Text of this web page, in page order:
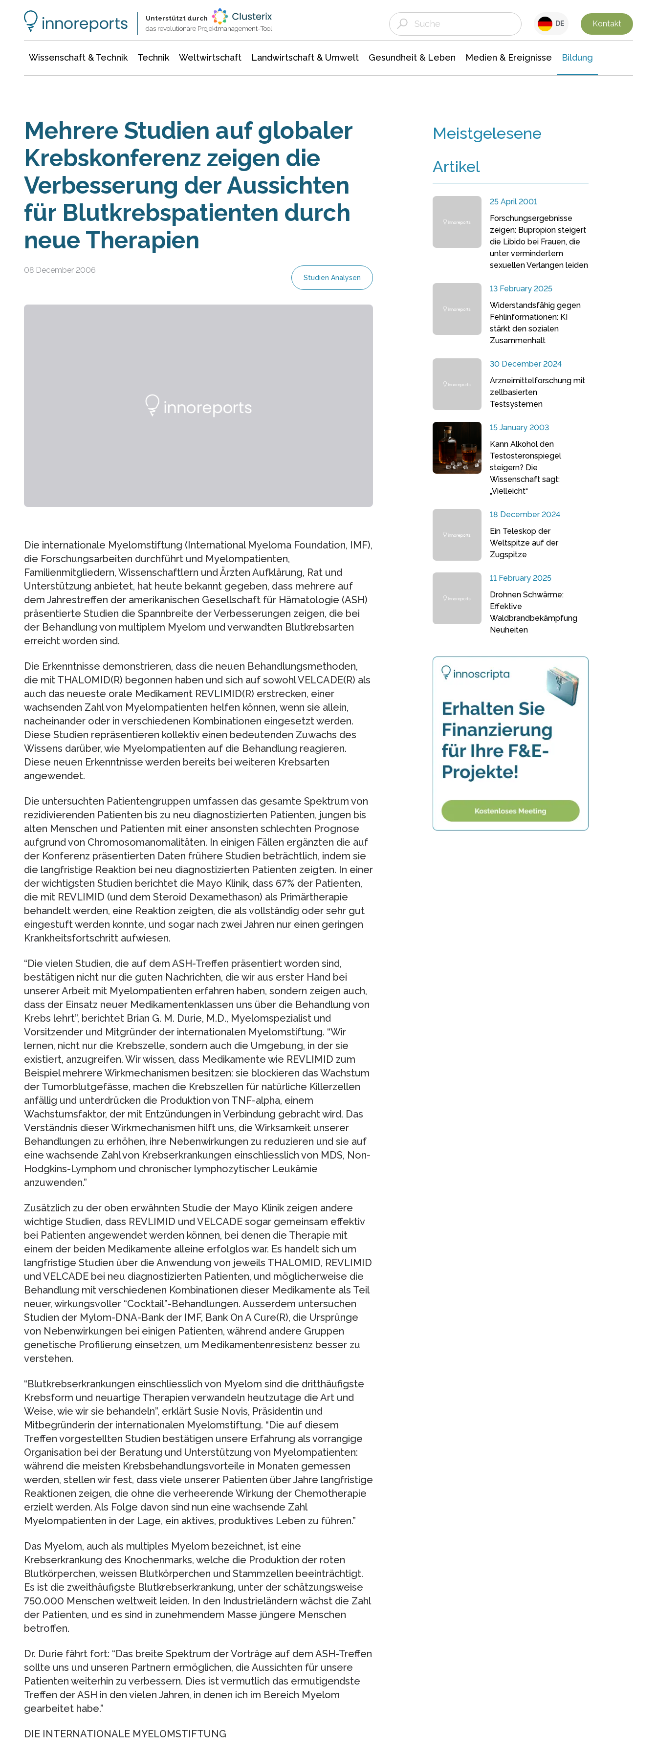
Unterstützt durch
das revolutionäre Projektmanagement-Tool
DE Kontakt
Wissenschaft & Technik Technik Weltwirtschaft Landwirtschaft & Umwelt Gesundheit & Leben Medien & Ereignisse Bildung
Mehrere Studien auf globaler
Krebskonferenz zeigen die
Verbesserung der Aussichten
für Blutkrebspatienten durch
neue Therapien
08 December 2006
Studien Analysen
Die internationale Myelomstiftung (International Myeloma Foundation, IMF),
die Forschungsarbeiten durchführt und Myelompatienten,
Familienmitgliedern, Wissenschaftlern und Ärzten Aufklärung, Rat und
Unterstützung anbietet, hat heute bekannt gegeben, dass mehrere auf
dem Jahrestreffen der amerikanischen Gesellschaft für Hämatologie (ASH)
präsentierte Studien die Spannbreite der Verbesserungen zeigen, die bei
der Behandlung von multiplem Myelom und verwandten Blutkrebsarten
erreicht worden sind.
Die Erkenntnisse demonstrieren, dass die neuen Behandlungsmethoden,
die mit THALOMID(R) begonnen haben und sich auf sowohl VELCADE(R) als
auch das neueste orale Medikament REVLIMID(R) erstrecken, einer
wachsenden Zahl von Myelompatienten helfen können, wenn sie allein,
nacheinander oder in verschiedenen Kombinationen eingesetzt werden.
Diese Studien repräsentieren kollektiv einen bedeutenden Zuwachs des
Wissens darüber, wie Myelompatienten auf die Behandlung reagieren.
Diese neuen Erkenntnisse werden bereits bei weiteren Krebsarten
angewendet.
Die untersuchten Patientengruppen umfassen das gesamte Spektrum von
rezidivierenden Patienten bis zu neu diagnostizierten Patienten, jungen bis
alten Menschen und Patienten mit einer ansonsten schlechten Prognose
aufgrund von Chromosomanomalitäten. In einigen Fällen ergänzten die auf
der Konferenz präsentierten Daten frühere Studien beträchtlich, indem sie
die langfristige Reaktion bei neu diagnostizierten Patienten zeigten. In einer
der wichtigsten Studien berichtet die Mayo Klinik, dass 67% der Patienten,
die mit REVLIMID (und dem Steroid Dexamethason) als Primärtherapie
behandelt werden, eine Reaktion zeigten, die als vollständig oder sehr gut
eingestuft werden konnte, und sogar nach zwei Jahren nur einen geringen
Krankheitsfortschritt aufwiesen.
“Die vielen Studien, die auf dem ASH-Treffen präsentiert worden sind,
bestätigen nicht nur die guten Nachrichten, die wir aus erster Hand bei
unserer Arbeit mit Myelompatienten erfahren haben, sondern zeigen auch,
dass der Einsatz neuer Medikamentenklassen uns über die Behandlung von
Krebs lehrt”, berichtet Brian G. M. Durie, M.D., Myelomspezialist und
Vorsitzender und Mitgründer der internationalen Myelomstiftung. “Wir
lernen, nicht nur die Krebszelle, sondern auch die Umgebung, in der sie
existiert, anzugreifen. Wir wissen, dass Medikamente wie REVLIMID zum
Beispiel mehrere Wirkmechanismen besitzen: sie blockieren das Wachstum
der Tumorblutgefässe, machen die Krebszellen für natürliche Killerzellen
anfällig und unterdrücken die Produktion von TNF-alpha, einem
Wachstumsfaktor, der mit Entzündungen in Verbindung gebracht wird. Das
Verständnis dieser Wirkmechanismen hilft uns, die Wirksamkeit unserer
Behandlungen zu erhöhen, ihre Nebenwirkungen zu reduzieren und sie auf
eine wachsende Zahl von Krebserkrankungen einschliesslich von MDS, Non-
Hodgkins-Lymphom und chronischer lymphozytischer Leukämie
anzuwenden.”
Zusätzlich zu der oben erwähnten Studie der Mayo Klinik zeigen andere
wichtige Studien, dass REVLIMID und VELCADE sogar gemeinsam effektiv
bei Patienten angewendet werden können, bei denen die Therapie mit
einem der beiden Medikamente alleine erfolglos war. Es handelt sich um
langfristige Studien über die Anwendung von jeweils THALOMID, REVLIMID
und VELCADE bei neu diagnostizierten Patienten, und möglicherweise die
Behandlung mit verschiedenen Kombinationen dieser Medikamente als Teil
neuer, wirkungsvoller “Cocktail”-Behandlungen. Ausserdem untersuchen
Studien der Mylom-DNA-Bank der IMF, Bank On A Cure(R), die Ursprünge
von Nebenwirkungen bei einigen Patienten, während andere Gruppen
genetische Profilierung einsetzen, um Medikamentenresistenz besser zu
verstehen.
“Blutkrebserkrankungen einschliesslich von Myelom sind die dritthäufigste
Krebsform und neuartige Therapien verwandeln heutzutage die Art und
Weise, wie wir sie behandeln”, erklärt Susie Novis, Präsidentin und
Mitbegründerin der internationalen Myelomstiftung. “Die auf diesem
Treffen vorgestellten Studien bestätigen unsere Erfahrung als vorrangige
Organisation bei der Beratung und Unterstützung von Myelompatienten:
während die meisten Krebsbehandlungsvorteile in Monaten gemessen
werden, stellen wir fest, dass viele unserer Patienten über Jahre langfristige
Reaktionen zeigen, die ohne die verheerende Wirkung der Chemotherapie
erzielt werden. Als Folge davon sind nun eine wachsende Zahl
Myelompatienten in der Lage, ein aktives, produktives Leben zu führen.”
Das Myelom, auch als multiples Myelom bezeichnet, ist eine
Krebserkrankung des Knochenmarks, welche die Produktion der roten
Blutkörperchen, weissen Blutkörperchen und Stammzellen beeinträchtigt.
Es ist die zweithäufigste Blutkrebserkrankung, unter der schätzungsweise
750.000 Menschen weltweit leiden. In den Industrieländern wächst die Zahl
der Patienten, und es sind in zunehmendem Masse jüngere Menschen
betroffen.
Dr. Durie fährt fort: “Das breite Spektrum der Vorträge auf dem ASH-Treffen
sollte uns und unseren Partnern ermöglichen, die Aussichten für unsere
Patienten weiterhin zu verbessern. Dies ist vermutlich das ermutigendste
Treffen der ASH in den vielen Jahren, in denen ich im Bereich Myelom
gearbeitet habe.”
DIE INTERNATIONALE MYELOMSTIFTUNG
Meistgelesene
Artikel
25 April 2001
Forschungsergebnisse
zeigen: Bupropion steigert
die Libido bei Frauen, die
unter vermindertem
sexuellen Verlangen leiden
13 February 2025
Widerstandsfähig gegen
Fehlinformationen: KI
stärkt den sozialen
Zusammenhalt
30 December 2024
Arzneimittelforschung mit
zellbasierten
Testsystemen
15 January 2003
Kann Alkohol den
Testosteronspiegel
steigern? Die
Wissenschaft sagt:
„Vielleicht“
18 December 2024
Ein Teleskop der
Weltspitze auf der
Zugspitze
11 February 2025
Drohnen Schwärme:
Effektive
Waldbrandbekämpfung
Neuheiten